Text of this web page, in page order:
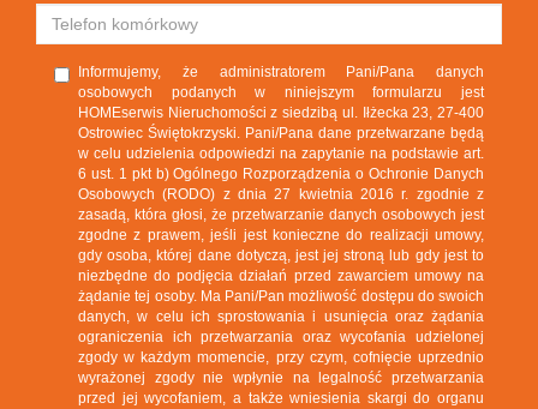
Informujemy, że administratorem Pani/Pana danych
osobowych podanych w niniejszym formularzu jest
HOMEserwis Nieruchomości z siedzibą ul. Iłżecka 23, 27-400
Ostrowiec Świętokrzyski. Pani/Pana dane przetwarzane będą
w celu udzielenia odpowiedzi na zapytanie na podstawie art.
6 ust. 1 pkt b) Ogólnego Rozporządzenia o Ochronie Danych
Osobowych (RODO) z dnia 27 kwietnia 2016 r. zgodnie z
zasadą, która głosi, że przetwarzanie danych osobowych jest
zgodne z prawem, jeśli jest konieczne do realizacji umowy,
gdy osoba, której dane dotyczą, jest jej stroną lub gdy jest to
niezbędne do podjęcia działań przed zawarciem umowy na
żądanie tej osoby. Ma Pani/Pan możliwość dostępu do swoich
danych, w celu ich sprostowania i usunięcia oraz żądania
ograniczenia ich przetwarzania oraz wycofania udzielonej
zgody w każdym momencie, przy czym, cofnięcie uprzednio
wyrażonej zgody nie wpłynie na legalność przetwarzania
przed jej wycofaniem, a także wniesienia skargi do organu